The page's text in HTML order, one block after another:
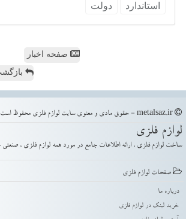
استاندارد
دولت
صفحه اخبار
لوازم فلزی
ساخت لوازم فلزی ، ارائه اطلاعات جامع در مورد همه لوازم فلزی ،
صفحات لوازم فلزی
درباره ما
خرید لینک در لوازم فلزی